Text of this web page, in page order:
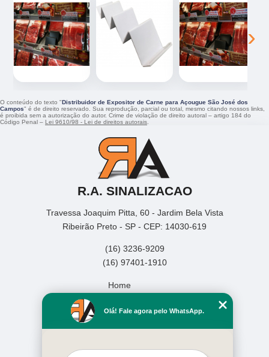
‹ ›
O conteúdo do texto "Distribuidor de Expositor de Carne para Açougue São José dos
Campos" é de direito reservado. Sua reprodução, parcial ou total, mesmo citando nossos links,
é proibida sem a autorização do autor. Crime de violação de direito autoral – artigo 184 do
Código Penal – Lei 9610/98 - Lei de direitos autorais
R.A. SINALIZACAO
Travessa Joaquim Pitta, 60 - Jardim Bela Vista
Ribeirão Preto - SP - CEP: 14030-619
(16) 3236-9209
(16) 97401-1910
Home
Missão
Olá! Fale agora pelo WhatsApp.